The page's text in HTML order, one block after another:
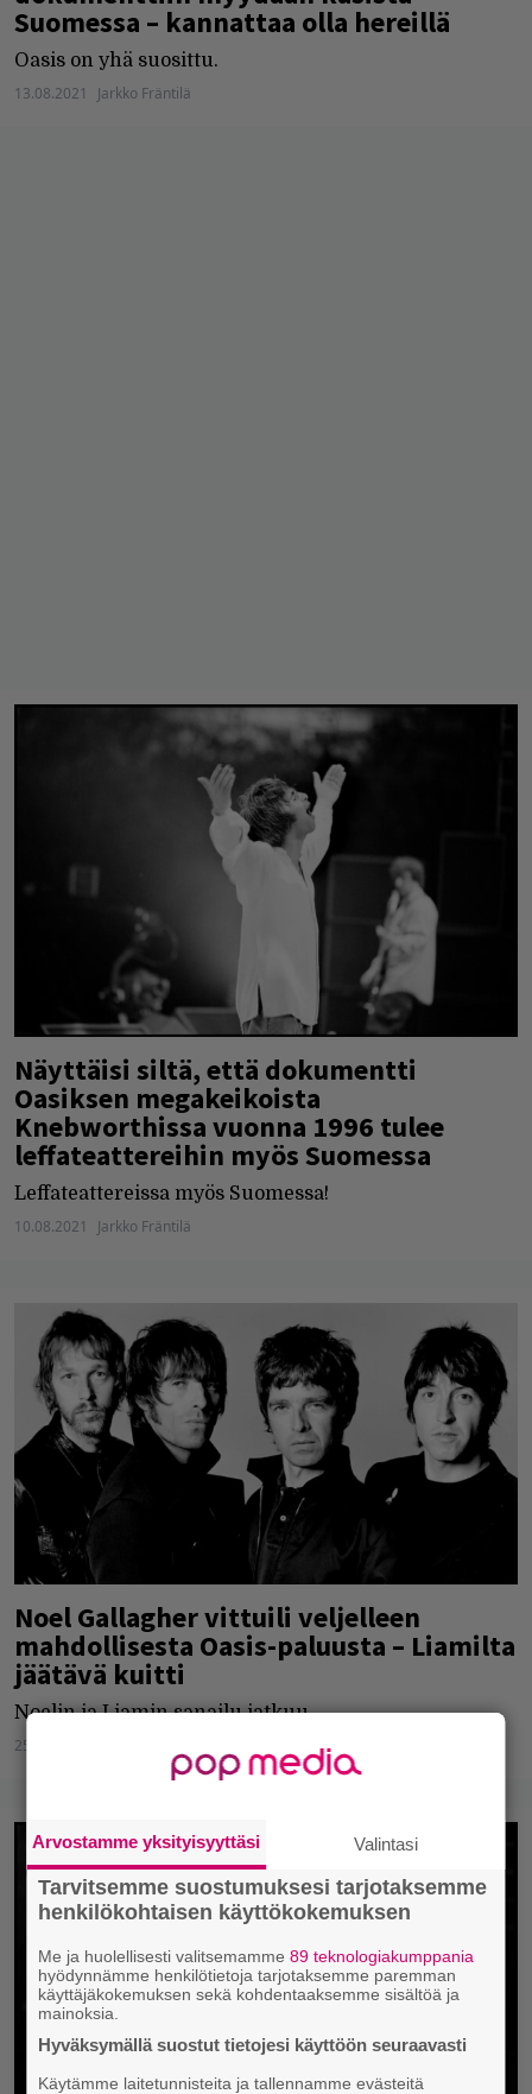
Suomessa – kannattaa olla hereillä
Oasis on yhä suosittu.
13.08.2021 Jarkko Fräntilä
Näyttäisi siltä, että dokumentti
Oasiksen megakeikoista
Knebworthissa vuonna 1996 tulee
leffateattereihin myös Suomessa
Leffateattereissa myös Suomessa!
10.08.2021 Jarkko Fräntilä
Noel Gallagher vittuili veljelleen
mahdollisesta Oasis-paluusta – Liamilta
jäätävä kuitti
Noelin ja Liamin sanailu jatkuu.
25.05.2021
Arvostamme yksityisyyttäsi Valintasi
Tarvitsemme suostumuksesi tarjotaksemme
henkilökohtaisen käyttökokemuksen
Me ja huolellisesti valitsemamme89 teknologiakumppania
hyödynnämme henkilötietoja tarjotaksemme paremman
käyttäjäkokemuksen sekä kohdentaaksemme sisältöä ja
mainoksia.
Hyväksymällä suostut tietojesi käyttöön seuraavasti
Käytämme laitetunnisteita ja tallennamme evästeitä